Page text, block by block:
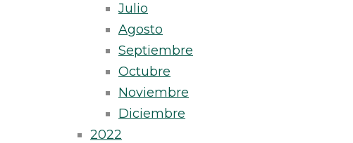
Julio
Agosto
Septiembre
Octubre
Noviembre
Diciembre
2022